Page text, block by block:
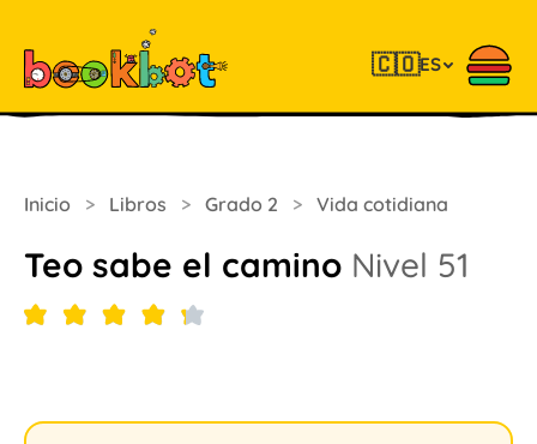
🇨🇴ES
Inicio > Libros > Grado 2 > Vida cotidiana
Teo sabe el camino Nivel 51